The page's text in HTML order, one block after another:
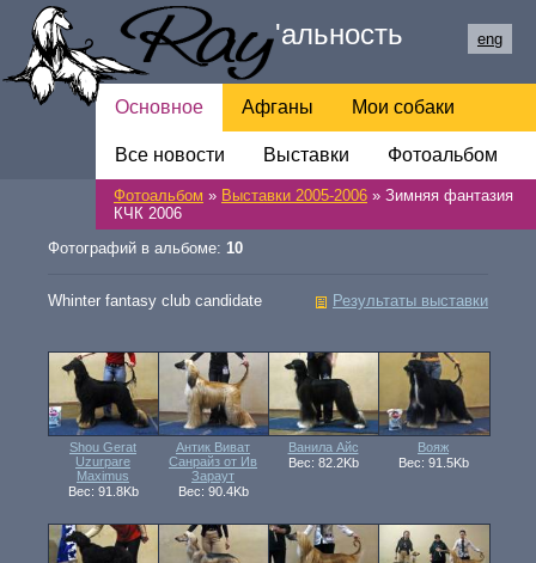
Ray'альность
Основное
Все новости Выставки Фотоальбом
Ссылки
Афганы Мои собаки
Обратная связь
eng
Фотоальбом » Выставки 2005-2006 » Зимняя фантазия
КЧК 2006
Фотографий в альбоме: 10
Результаты выставки
Whinter fantasy club candidate
Shou Gerat
Uzurpare
Maximus
Вес: 91.8Kb
Антик Виват
Санрайз от Ив
Зараут
Вес: 90.4Kb
Ванила Айс
Вес: 82.2Kb
Вояж
Вес: 91.5Kb